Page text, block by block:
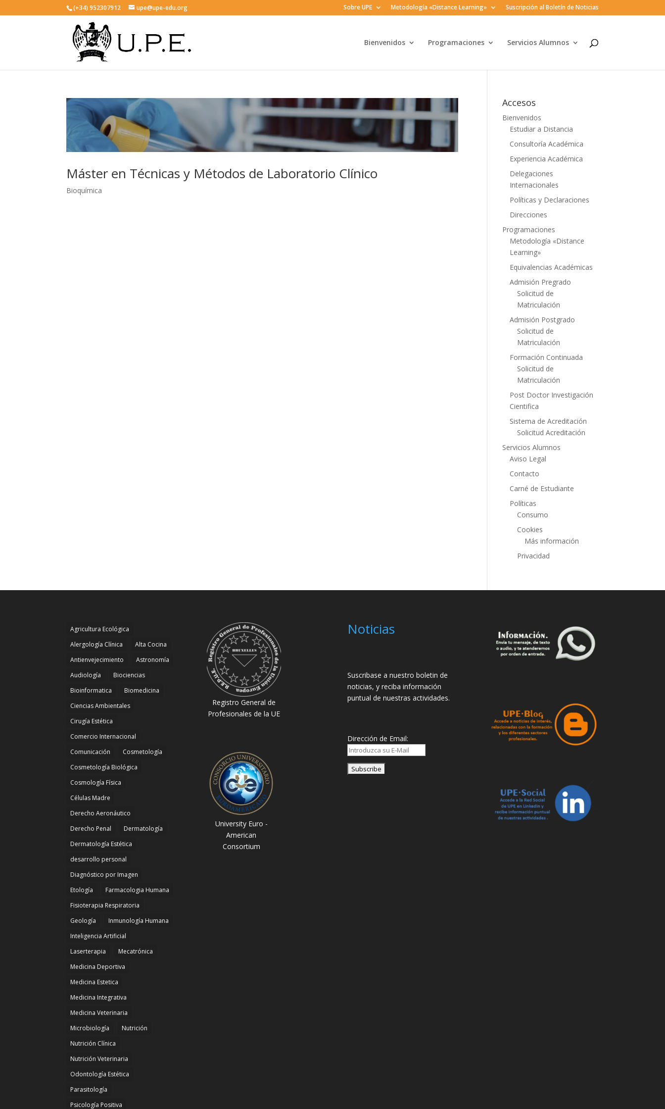
(+34) 952307912 upe@upe-edu.org Sobre UPE Metodología «Distance Learning» Suscripción al Boletín de Noticias
Bienvenidos Programaciones Servicios Alumnos
Máster en Técnicas y Métodos de Laboratorio Clínico
Bioquímica
Accesos
Bienvenidos
Estudiar a Distancia
Consultoría Académica
Experiencia Académica
Delegaciones
Internacionales
Políticas y Declaraciones
Direcciones
Programaciones
Metodología «Distance
Learning»
Equivalencias Académicas
Admisión Pregrado
Solicitud de
Matriculación
Admisión Postgrado
Solicitud de
Matriculación
Formación Continuada
Solicitud de
Matriculación
Post Doctor Investigación
Cientifica
Sistema de Acreditación
Solicitud Acreditación
Servicios Alumnos
Aviso Legal
Contacto
Carné de Estudiante
Políticas
Consumo
Cookies
Más información
Privacidad
Agricultura Ecológica
Alergología Clínica
Alta Cocina
Antienvejecimiento
Astronomía
Audiología
Biociencias
Bioinformatica
Biomedicina
Ciencias Ambientales
Cirugía Estética
Comercio Internacional
Comunicación
Cosmetología
Cosmetología Biológica
Cosmología Física
Células Madre
Derecho Aeronáutico
Derecho Penal
Dermatología
Dermatología Estética
desarrollo personal
Diagnóstico por Imagen
Etología
Farmacologia Humana
Fisioterapia Respiratoria
Geología
Inmunología Humana
Inteligencia Artificial
Laserterapia
Mecatrónica
Medicina Deportiva
Medicina Estetica
Medicina Integrativa
Medicina Veterinaria
Microbiología
Nutrición
Nutrición Clínica
Nutrición Veterinaria
Odontología Estética
Parasitología
Psicología Positiva
Registro General de
Profesionales de la UE
University Euro -
American
Consortium
Noticias
Suscribase a nuestro boletin de
noticias, y reciba información
puntual de nuestras actividades.
Dirección de Email: